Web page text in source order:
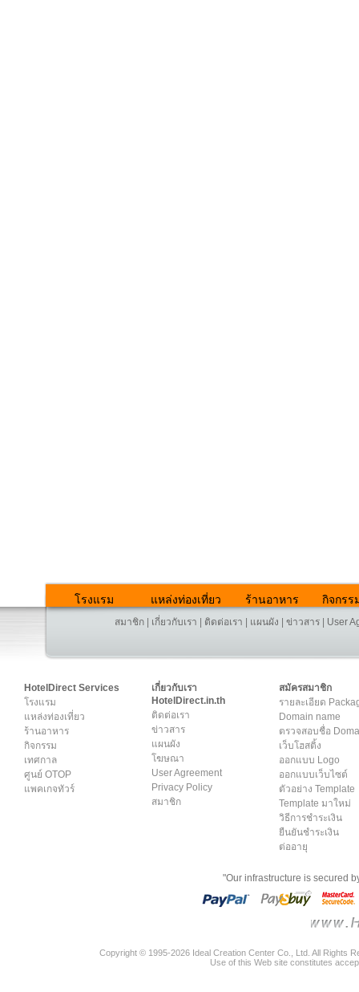
โรงแรม แหล่งท่องเที่ยว ร้านอาหาร กิจกรร
สมาชิก เกี่ยวกับเรา ติดต่อเรา แผนผัง ข่าวสาร User
HotelDirect Services
โรงแรม
แหล่งท่องเที่ยว
ร้านอาหาร
กิจกรรม
เทศกาล
ศูนย์ OTOP
แพคเกจทัวร์
เกี่ยวกับเรา
HotelDirect.in.th
ติดต่อเรา
ข่าวสาร
แผนผัง
โฆษณา
User Agreement
Privacy Policy
สมาชิก
สมัครสมาชิก
รายละเอียด
Domain name
ตรวจสอบชื่อ
เว็บโฮสติ้ง
ออกแบบ Logo
ออกแบบเว็บไซต์
ตัวอย่าง Template
Template มาใหม่
วิธีการชำระเงิน
ยืนยันชำระเงิน
ต่ออายุ
"Our infrastructure is secured
Copyright © 1995-2026 Ideal Creation Center Co., Ltd. All Rights
Use of this Web site constitutes